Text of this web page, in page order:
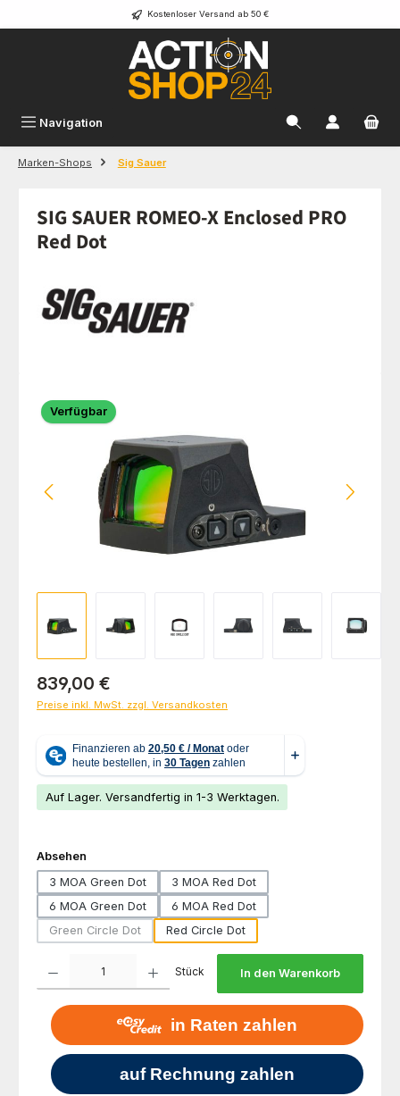
Zum Hauptinhalt springen Kostenloser Versand ab 50 €
Navigation
Marken-Shops Sig Sauer
SIG SAUER ROMEO-X Enclosed PRO
Red Dot
Bildergalerie überspringen
Verfügbar
Regulärer Preis:
839,00 €
Preise inkl. MwSt. zzgl. Versandkosten
Auf Lager. Versandfertig in 1-3 Werktagen.
Absehen
3 MOA Green Dot
3 MOA Red Dot
6 MOA Green Dot
6 MOA Red Dot
Green Circle Dot
(Diese Option ist zurzeit nicht verfügbar.)
Red Circle Dot
Stück In den Warenkorb